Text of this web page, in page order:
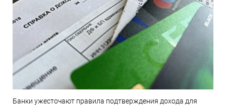
Банки ужесточают правила подтверждения дохода для